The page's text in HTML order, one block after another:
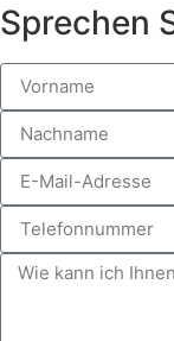
Sprechen